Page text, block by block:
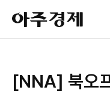
아
주
경
[NNA] 북오